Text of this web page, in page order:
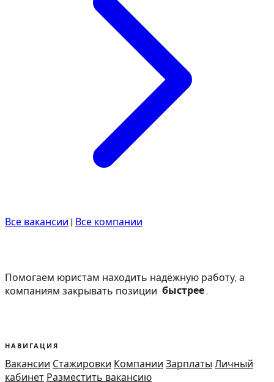
Все вакансии | Все компании
Помогаем юристам находить надёжную работу, а
компаниям закрывать позиции быстрее.
НАВИГАЦИЯ
Вакансии Стажировки Компании Зарплаты Личный
кабинет Разместить вакансию